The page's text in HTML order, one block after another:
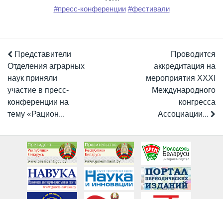
#пресс-конференции #фестивали
Представители
Отделения аграрных
наук приняли
участие в пресс-
конференции на
тему «Рацион...
Проводится
аккредитация на
мероприятия XXXI
Международного
конгресса
Ассоциации...